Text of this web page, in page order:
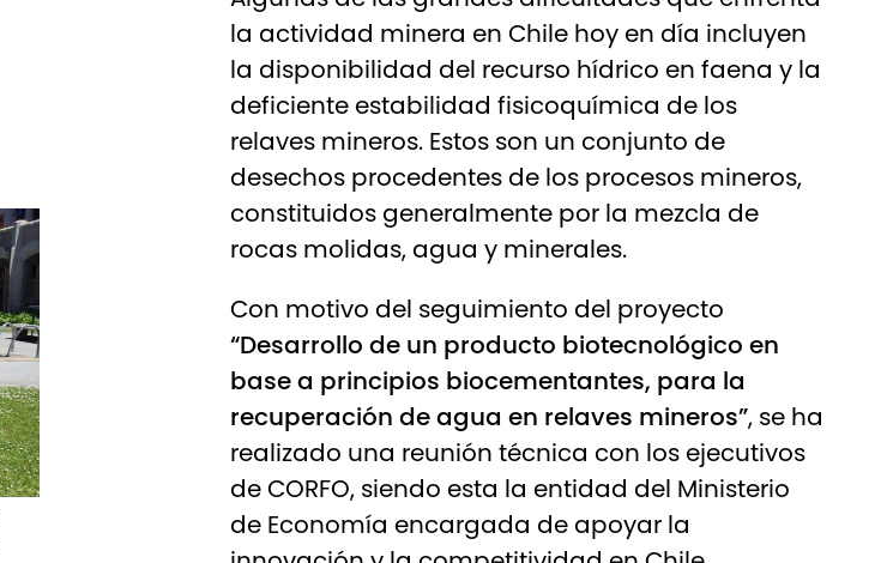
la actividad minera en Chile hoy en día incluyen
la disponibilidad del recurso hídrico en faena y la
deficiente estabilidad fisicoquímica de los
relaves mineros. Estos son un conjunto de
desechos procedentes de los procesos mineros,
constituidos generalmente por la mezcla de
rocas molidas, agua y minerales.
Con motivo del seguimiento del proyecto
“Desarrollo de un producto biotecnológico en
base a principios biocementantes, para la
recuperación de agua en relaves mineros”, se ha
realizado una reunión técnica con los ejecutivos
de CORFO, siendo esta la entidad del Ministerio
de Economía encargada de apoyar la